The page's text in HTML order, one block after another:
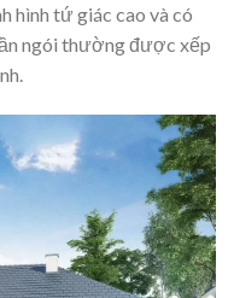
hình tứ giác cao và có
ngói thường được xếp